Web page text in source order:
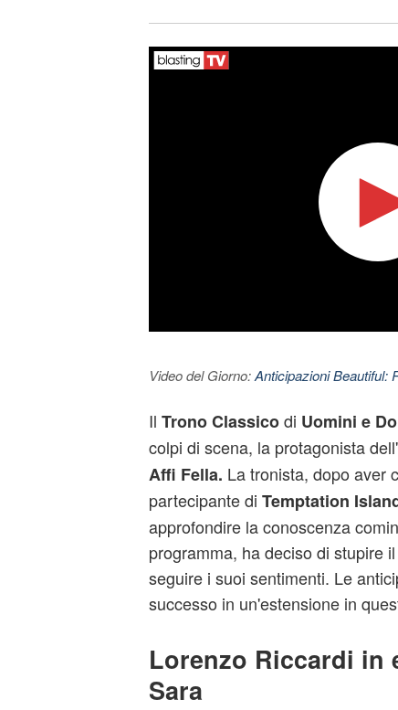
Video del Giorno:Anticipazioni Beautiful:
Il Trono Classicodi Uomini e
colpi di scena, la protagonista
Affi Fella. La tronista, dopo aver
partecipante di Temptation
approfondire la conoscenza
programma, ha deciso di stupire
seguire i suoi sentimenti. Le
successo in un'estensione in
Lorenzo Riccardi in
Sara